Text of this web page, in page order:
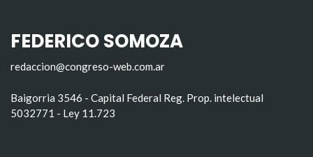
FEDERICO SOMOZA
redaccion@congreso-web.com.ar
Baigorria 3546 - Capital Federal Reg. Prop. intelectual
5032771 - Ley 11.723